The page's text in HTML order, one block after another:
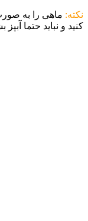
نکته: ماهی را به
کنید و نباید حتما آبپز